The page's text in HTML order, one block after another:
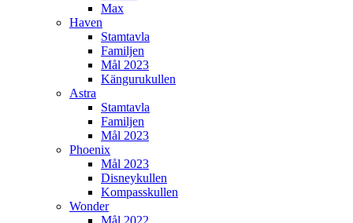
Max
Haven
Stamtavla
Familjen
Mål 2023
Kängurukullen
Astra
Stamtavla
Familjen
Mål 2023
Phoenix
Mål 2023
Disneykullen
Kompasskullen
Wonder
Mål 2022